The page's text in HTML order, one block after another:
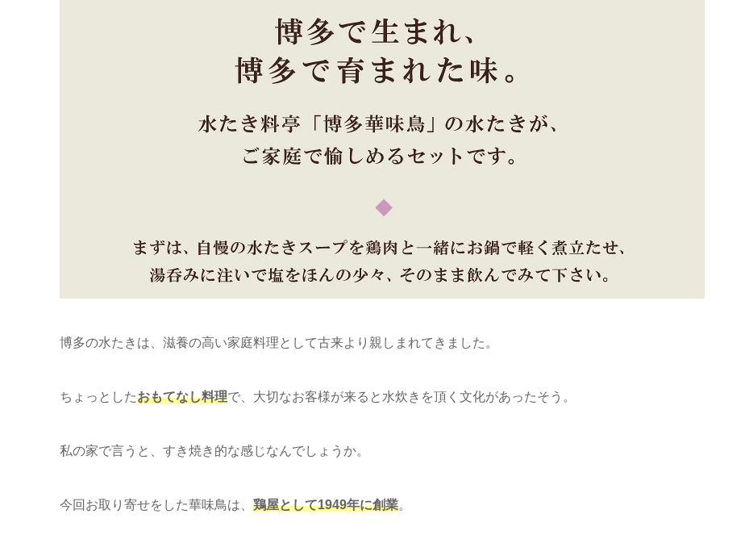
博多の水たきは、滋養の高い家庭料理として古来より親しまれてきました。
ちょっとしたおもてなし料理で、大切なお客様が来ると水炊きを頂く文化があったそう。
私の家で言うと、すき焼き的な感じなんでしょうか。
今回お取り寄せをした華味鳥は、 鶏屋として1949年に創業。